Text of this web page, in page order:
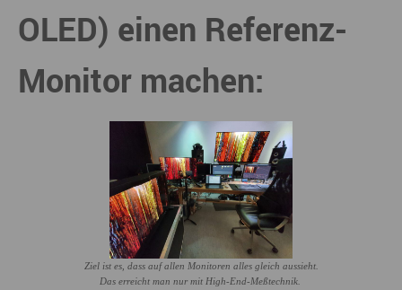
OLED) einen Referenz-
Monitor machen:
Ziel ist es, dass auf allen Monitoren alles gleich aussieht.
Das erreicht man nur mit High-End-Meßtechnik.